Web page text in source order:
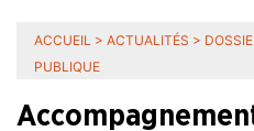
ACCUEIL > ACTUALITÉS >
PUBLIQUE